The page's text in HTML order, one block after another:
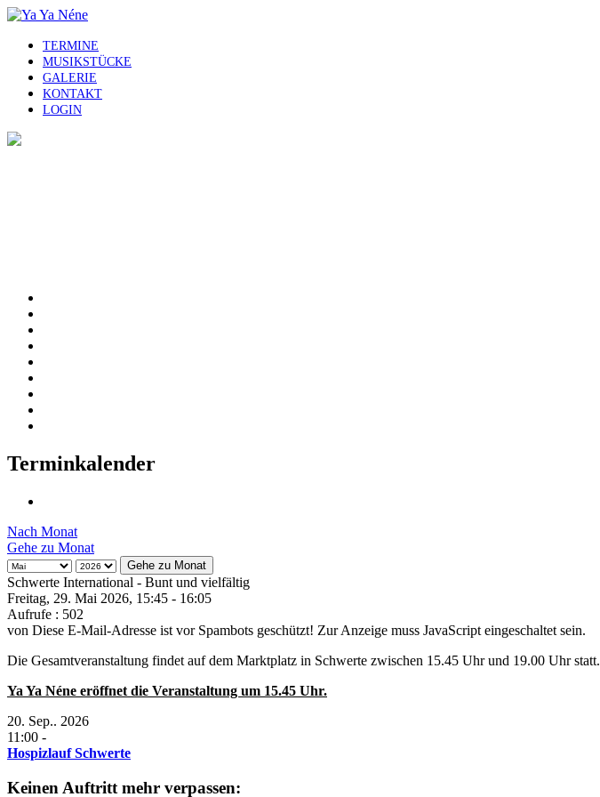
TERMINE
MUSIKSTÜCKE
GALERIE
KONTAKT
LOGIN
Terminkalender
Nach Monat
Gehe zu Monat
Gehe zu Monat
Schwerte International - Bunt und vielfältig
Freitag, 29. Mai 2026, 15:45 - 16:05
Aufrufe : 502
von Diese E-Mail-Adresse ist vor Spambots geschützt! Zur Anzeige muss JavaScript eingeschaltet sein.
Die Gesamtveranstaltung findet auf dem Marktplatz in Schwerte zwischen 15.45 Uhr und 19.00 Uhr statt.
Ya Ya Néne eröffnet die Veranstaltung um 15.45 Uhr.
20. Sep.. 2026
11:00 -
Hospizlauf Schwerte
Keinen Auftritt mehr verpassen: